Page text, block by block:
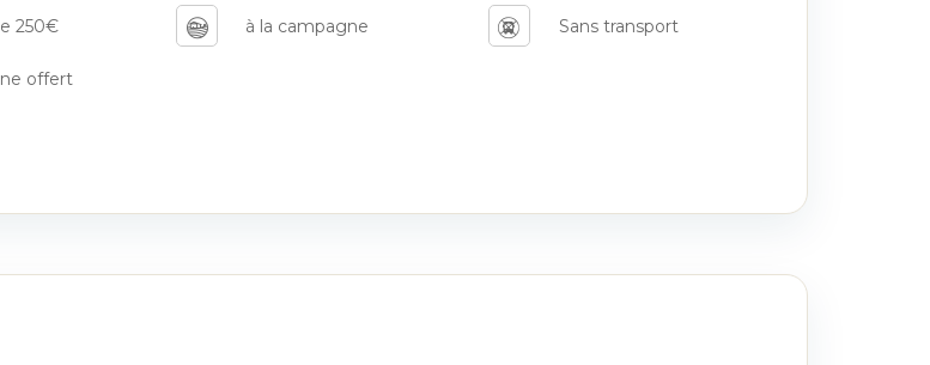
250€
offert
à la campagne Sans transport